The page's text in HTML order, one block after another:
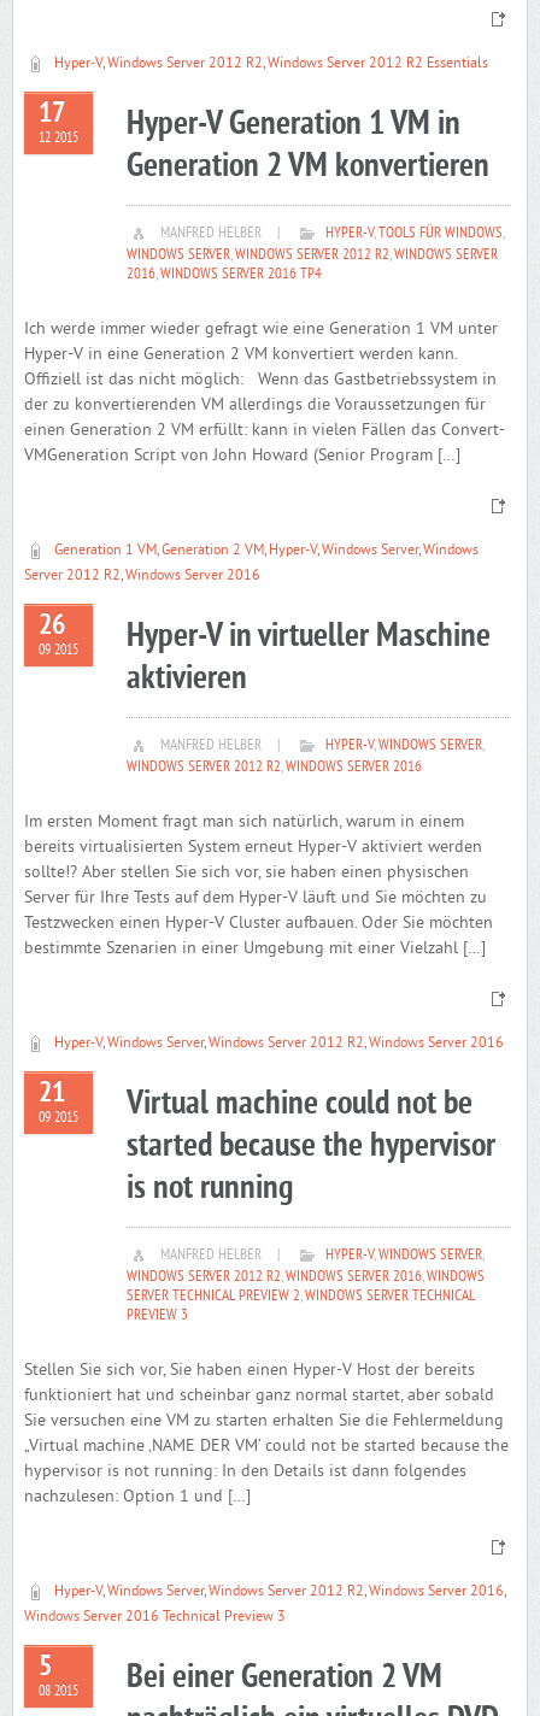
Hyper-V,Windows Server 2012 R2,Windows Server 2012 R2 Essentials
17
12 2015
Hyper-V Generation 1 VM in
Generation 2 VM konvertieren
MANFRED HELBER HYPER-V,TOOLS FÜR WINDOWS,
WINDOWS SERVER,WINDOWS SERVER 2012 R2,WINDOWS SERVER
2016,WINDOWS SERVER 2016 TP4
Ich werde immer wieder gefragt wie eine Generation 1 VM unter
Hyper-V in eine Generation 2 VM konvertiert werden kann.
Offiziell ist das nicht möglich: Wenn das Gastbetriebssystem in
der zu konvertierenden VM allerdings die Voraussetzungen für
einen Generation 2 VM erfüllt: kann in vielen Fällen das Convert-
VMGeneration Script von John Howard (Senior Program […]
Generation 1 VM,Generation 2 VM, Hyper-V,Windows Server,Windows
Server 2012 R2,Windows Server 2016
26
09 2015
Hyper-V in virtueller Maschine
aktivieren
MANFRED HELBER HYPER-V,WINDOWS SERVER,
WINDOWS SERVER 2012 R2,WINDOWS SERVER 2016
Im ersten Moment fragt man sich natürlich, warum in einem
bereits virtualisierten System erneut Hyper-V aktiviert werden
sollte!? Aber stellen Sie sich vor, sie haben einen physischen
Server für Ihre Tests auf dem Hyper-V läuft und Sie möchten zu
Testzwecken einen Hyper-V Cluster aufbauen. Oder Sie möchten
bestimmte Szenarien in einer Umgebung mit einer Vielzahl […]
Hyper-V,Windows Server,Windows Server 2012 R2,Windows Server 2016
21
09 2015
Virtual machine could not be
started because the hypervisor
is not running
MANFRED HELBER HYPER-V,WINDOWS SERVER,
WINDOWS SERVER 2012 R2,WINDOWS SERVER 2016,WINDOWS
SERVER TECHNICAL PREVIEW 2,WINDOWS SERVER TECHNICAL
PREVIEW 3
Stellen Sie sich vor, Sie haben einen Hyper-V Host der bereits
funktioniert hat und scheinbar ganz normal startet, aber sobald
Sie versuchen eine VM zu starten erhalten Sie die Fehlermeldung
„Virtual machine ‚NAME DER VM‘ could not be started because the
hypervisor is not running: In den Details ist dann folgendes
nachzulesen: Option 1 und […]
Hyper-V,Windows Server,Windows Server 2012 R2,Windows Server 2016,
Windows Server 2016 Technical Preview 3
5
08 2015
Bei einer Generation 2 VM